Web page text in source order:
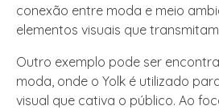
conexão entre moda e meio
elementos visuais que
Outro exemplo pode ser
moda, onde o Yolk é utilizado
visual que cativa o público. Ao